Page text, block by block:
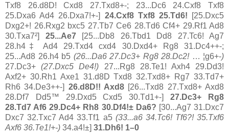
Txf8 26.d8D! Cxd8 27.Txd8+-; 23...Dc6 24.Cxf8 Txf8
25.Dxa6 Ad4 26.Dxa7!+-] 24.Cxf8 Txf8 25.Td6!
[25.Dxc5
Dxg2+! 26.Rxg2 bxc5 27.Tb7 Ce6 28.Td6 Cf4+ 29.Rf1 Ad8
30.Txa7²] 25...Ae7
[25...Db8 26.Tbd1 Dd8 27.Tc6! Ag7
28.h4‡ Ad4 29.Txd4 cxd4 30.Dxd4+ Rg8 31.Dc4++-;
25...Ad8 26.h4 b5 (26...Da6 27.Dc3+ Rg8 28.Dc2! … ¦g6+-)
27.Dc3+(27.Dxc5 De4!) 27...Rg8 28.Te1! Axh4 29.Dd3!
Axf2+ 30.Rh1 Axe1 31.d8D Txd8 32.Txd8+ Rg7 33.Td7+
Rh6 34.De3++-] 26.d8D!! Axd8 [26...Txd8 27.Txd8+ Axd8
28.Df7 Dd5™ 29.Dxd5 Cxd5 30.Td1+-]27.Dc3+ Rg8
28.Td7 Af6 29.Dc4+ Rh8 30.Df4!± Da6? [30...Ag7 31.Dxc7
Dxc7 32.Txc7 Ad4 33.Tf1 a5 (33...a6 34.Tc6! Tf6?! 35.Txf6
Axf6 36.Te1!+-) 34.a4!±] 31.Dh6! 1–0